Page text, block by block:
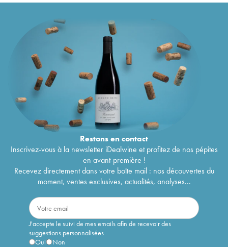
Restons encontact
Inscrivez-vous à la newsletter iDealwine et profitez de nos pépites
en avant-première !
Recevez directement dans votre boîte mail : nos découvertes du
moment, ventes exclusives, actualités, analyses...
J'accepte le suivi de mes emails afin de recevoir des
suggestions personnalisées
Oui
Non